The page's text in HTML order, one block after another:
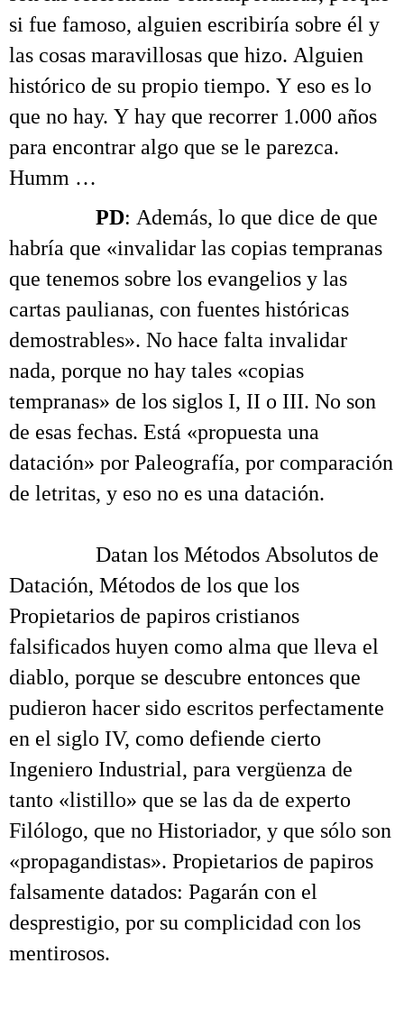
si fue famoso, alguien escribiría sobre él y
las cosas maravillosas que hizo. Alguien
histórico de su propio tiempo. Y eso es lo
que no hay. Y hay que recorrer 1.000 años
para encontrar algo que se le parezca.
Humm …
PD: Además, lo que dice de que
habría que «invalidar las copias tempranas
que tenemos sobre los evangelios y las
cartas paulianas, con fuentes históricas
demostrables». No hace falta invalidar
nada, porque no hay tales «copias
tempranas» de los siglos I, II o III. No son
de esas fechas. Está «propuesta una
datación» por Paleografía, por comparación
de letritas, y eso no es una datación.
Datan los Métodos Absolutos de
Datación, Métodos de los que los
Propietarios de papiros cristianos
falsificados huyen como alma que lleva el
diablo, porque se descubre entonces que
pudieron hacer sido escritos perfectamente
en el siglo IV, como defiende cierto
Ingeniero Industrial, para vergüenza de
tanto «listillo» que se las da de experto
Filólogo, que no Historiador, y que sólo son
«propagandistas». Propietarios de papiros
falsamente datados: Pagarán con el
desprestigio, por su complicidad con los
mentirosos.